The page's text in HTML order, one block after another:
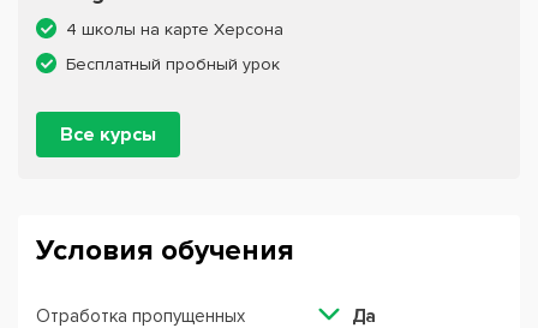
4 школы на карте Херсона
Бесплатный пробный урок
Все курсы
Условия обучения
Отработка пропущенных
Да